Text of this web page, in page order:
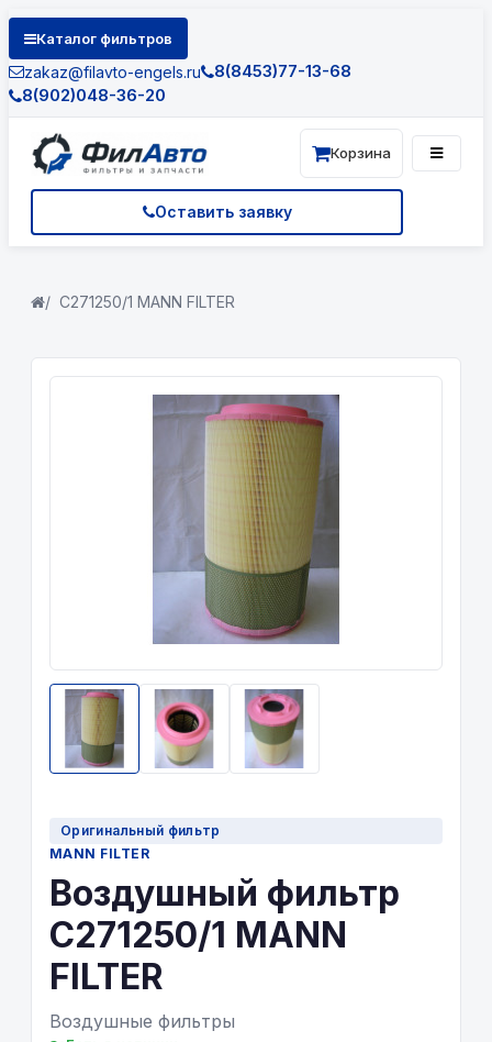
Каталог фильтров
zakaz@filavto-engels.ru
8(8453)77-13-68
8(902)048-36-20
Оставить заявку
Корзина
C271250/1 MANN FILTER
Оригинальный фильтр
MANN FILTER
Воздушный фильтр
C271250/1 MANN
FILTER
Воздушные фильтры